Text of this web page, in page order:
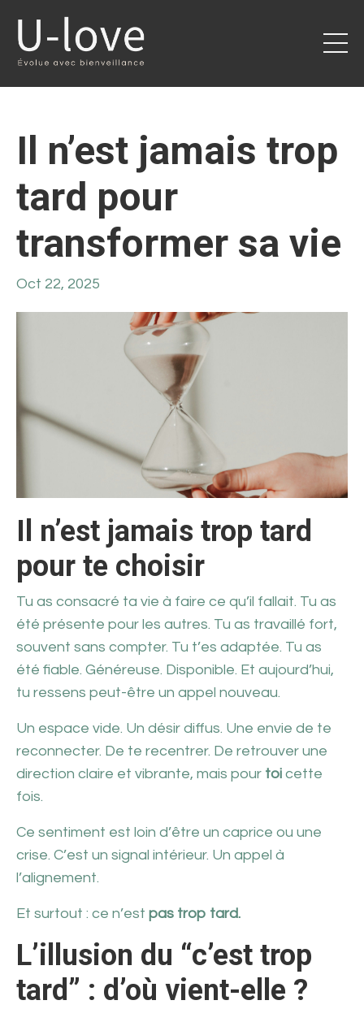
Il n’est jamais trop
tard pour
transformer sa vie
Oct 22, 2025
Il n’est jamais trop tard
pour te choisir
Tu as consacré ta vie à faire ce qu’il fallait. Tu as
été présente pour les autres. Tu as travaillé fort,
souvent sans compter. Tu t’es adaptée. Tu as
été fiable. Généreuse. Disponible. Et aujourd’hui,
tu ressens peut-être un appel nouveau.
Un espace vide. Un désir diffus. Une envie de te
reconnecter. De te recentrer. De retrouver une
direction claire et vibrante, mais pour toi cette
fois.
Ce sentiment est loin d’être un caprice ou une
crise. C’est un signal intérieur. Un appel à
l’alignement.
Et surtout : ce n’est pas trop tard.
L’illusion du “c’est trop
tard” : d’où vient-elle ?